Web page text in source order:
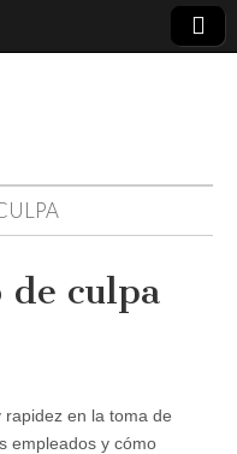
culpa
en la toma de
empleados y cómo